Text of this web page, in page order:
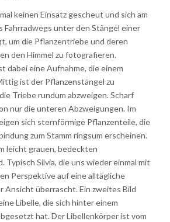
keinen Einsatz gescheut und sich am
unter den Stängel einer
um die Pflanzentriebe und deren
den Himmel zu fotografieren.
dabei eine Aufnahme, die einem
ist der Pflanzenstängel zu
Triebe rundum abzweigen. Scharf
nur die unteren Abzweigungen. Im
sich sternförmige Pflanzenteile, die
zum Stamm ringsum erscheinen.
leicht grauen, bedeckten
Typisch Silvia, die uns wieder einmal mit
Perspektive auf eine alltägliche
Ansicht überrascht. Ein zweites Bild
Libelle, die sich hinter einem
hat. Der Libellenkörper ist vom